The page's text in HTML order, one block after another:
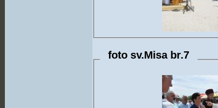
foto sv.Misa br.7